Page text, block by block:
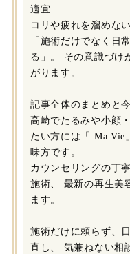
適宜
コリや疲れを溜めない
「施術だけでなく日
る」。 その意識づけ
がります。
記事全体のまとめと
高崎でたるみや小顔
たい方には「 Ma Vie
味方です。
カウンセリングの丁
施術、 最新の再生美
ます。
施術だけに頼らず、
直し、 気兼ねない相